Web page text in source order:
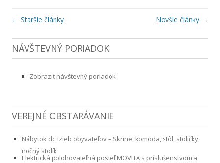
Navigácia článkami
← Staršie články Novšie články →
NÁVŠTEVNÝ PORIADOK
Zobraziť návštevný poriadok
VEREJNÉ OBSTARÁVANIE
Nábytok do izieb obyvateľov – Skrine, komoda, stôl, stoličky,
nočný stolík
Elektrická polohovateľná posteľ MOVITA s príslušenstvom a